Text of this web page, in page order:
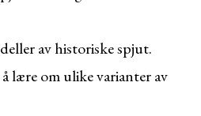
av historiske spjut.
lære om ulike varianter av